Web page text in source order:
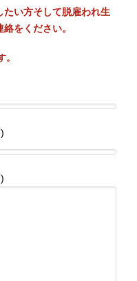
い方そして脱雇われ生
をください。